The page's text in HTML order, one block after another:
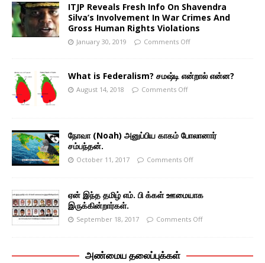
ITJP Reveals Fresh Info On Shavendra
Silva’s Involvement In War Crimes And
Gross Human Rights Violations
January 30, 2019 Comments Off
What is Federalism? சமஷ்டி என்றால் என்ன?
August 14, 2018 Comments Off
நோவா (Noah) அனுப்பிய காகம் போலானார்
சம்பந்தன்.
October 11, 2017 Comments Off
ஏன் இந்த தமிழ் எம். பி க்கள் ஊமையாக
இருக்கின்றார்கள்.
September 18, 2017 Comments Off
அண்மைய தலைப்புக்கள்